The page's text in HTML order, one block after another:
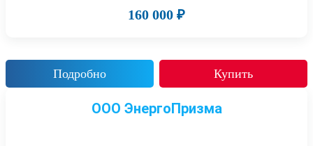
160 000 ₽
Подробно Купить
ООО ЭнергоПризма